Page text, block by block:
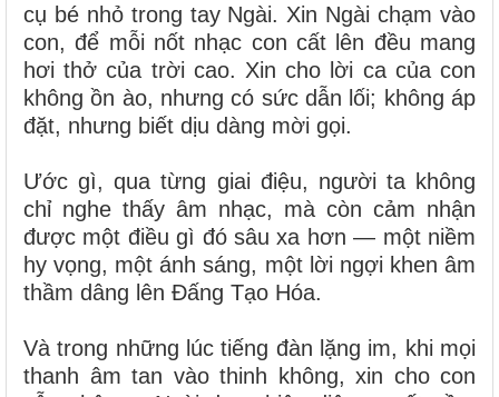
cụ bé nhỏ trong tay Ngài. Xin Ngài chạm vào
con, để mỗi nốt nhạc con cất lên đều mang
hơi thở của trời cao. Xin cho lời ca của con
không ồn ào, nhưng có sức dẫn lối; không áp
đặt, nhưng biết dịu dàng mời gọi.
Ước gì, qua từng giai điệu, người ta không
chỉ nghe thấy âm nhạc, mà còn cảm nhận
được một điều gì đó sâu xa hơn — một niềm
hy vọng, một ánh sáng, một lời ngợi khen âm
thầm dâng lên Đấng Tạo Hóa.
Và trong những lúc tiếng đàn lặng im, khi mọi
thanh âm tan vào thinh không, xin cho con